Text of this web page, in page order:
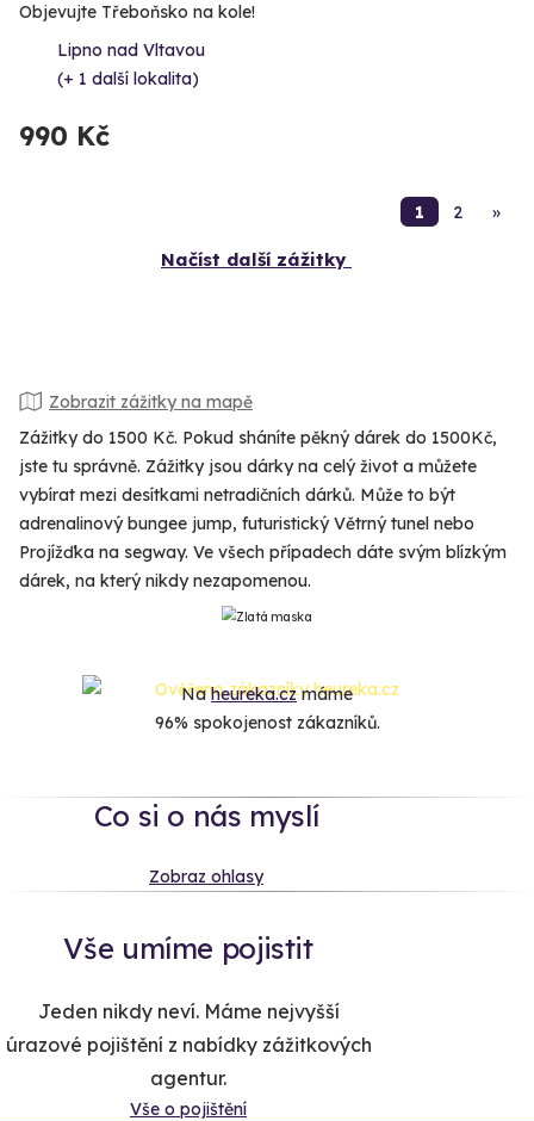
Objevujte Třeboňsko na kole!
Lipno nad Vltavou
(+ 1 další lokalita)
990 Kč
1 2 »
Načíst další zážitky
Zobrazit zážitky na mapě
Zážitky do 1500 Kč. Pokud sháníte pěkný dárek do 1500Kč,
jste tu správně. Zážitky jsou dárky na celý život a můžete
vybírat mezi desítkami netradičních dárků. Může to být
adrenalinový bungee jump, futuristický Větrný tunel nebo
Projížďka na segway. Ve všech případech dáte svým blízkým
dárek, na který nikdy nezapomenou.
Naheureka.czmáme
96% spokojenost zákazníků.
Co si o nás myslí
Zobraz ohlasy
Vše umíme pojistit
Jeden nikdy neví. Máme nejvyšší
úrazové pojištění z nabídky zážitkových
agentur.
Vše o pojištění